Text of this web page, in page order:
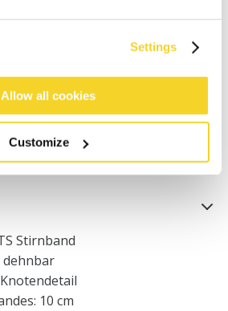
Settings
Allow all cookies
Customize
vor 12 Uhr MEZ (Montag bis
für Bestellungen über 50€
Stirnband
dehnbar
10 cm